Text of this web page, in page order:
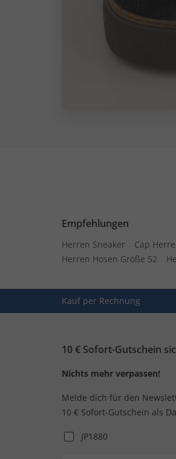
Empfehlungen
Herren Sneaker Cap
Herren Hosen Größe 52
Kauf per Rechnung
10 € Sofort-Gutschein
Nichts mehr verpassen!
Melde dich für den
10 € Sofort-Gutschein als
JP1880